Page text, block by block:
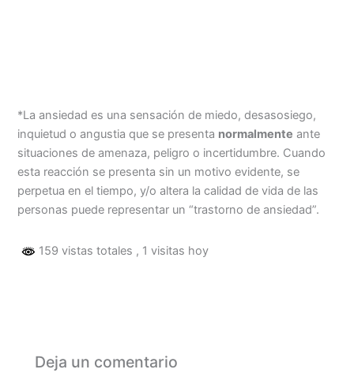
*La ansiedad es una sensación de miedo, desasosiego,
inquietud o angustia que se presenta normalmente ante
situaciones de amenaza, peligro o incertidumbre. Cuando
esta reacción se presenta sin un motivo evidente, se
perpetua en el tiempo, y/o altera la calidad de vida de las
personas puede representar un “trastorno de ansiedad”.
159 vistas totales , 1 visitas hoy
Deja un comentario